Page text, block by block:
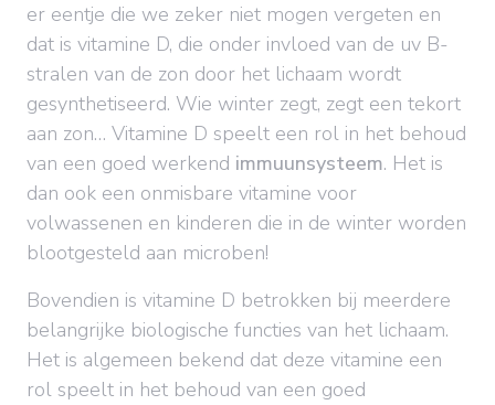
er eentje die we zeker niet mogen vergeten en
dat is vitamine D, die onder invloed van de uv B-
stralen van de zon door het lichaam wordt
gesynthetiseerd. Wie winter zegt, zegt een tekort
aan zon… Vitamine D speelt een rol in het behoud
van een goed werkend immuunsysteem. Het is
dan ook een onmisbare vitamine voor
volwassenen en kinderen die in de winter worden
blootgesteld aan microben!
Bovendien is vitamine D betrokken bij meerdere
belangrijke biologische functies van het lichaam.
Het is algemeen bekend dat deze vitamine een
rol speelt in het behoud van een goed